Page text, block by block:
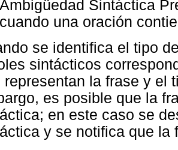
Ambigüedad Sintáctica
cuando una oración
se identifica el tipo
sintácticos
representan la frase y el
es posible que la
en este caso se
y se notifica que la